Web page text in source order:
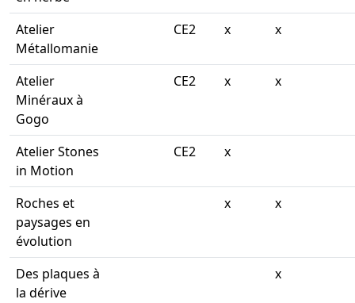
Atelier
Métallomanie
CE2 x x
Atelier
Minéraux à
Gogo
CE2 x x
Atelier Stones
in Motion
CE2 x
Roches et
paysages en
évolution
x x
Des plaques à
la dérive
x